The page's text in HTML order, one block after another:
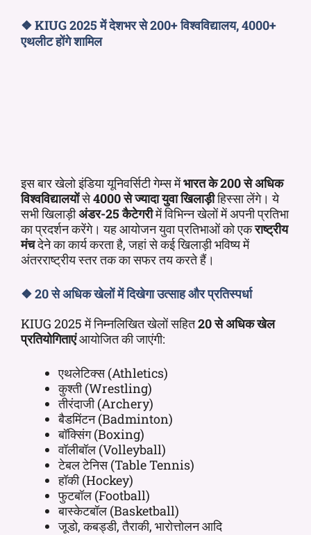
❖KIUG 2025 में देशभर से 200+ विश्वविद्यालय, 4000+
एथलीट होंगे शामिल
इस बार खेलो इंडिया यूनिवर्सिटी गेम्स मेंभारत के 200 से अधिक
विश्वविद्यालयोंसे4000 से ज्यादा युवा खिलाड़ीहिस्सा लेंगे। ये
सभी खिलाड़ीअंडर-25 कैटेगरीमें विभिन्न खेलों में अपनी प्रतिभा
का प्रदर्शन करेंगे। यह आयोजन युवा प्रतिभाओं को एकराष्ट्रीय
मंचदेने का कार्य करता है, जहां से कई खिलाड़ी भविष्य में
अंतरराष्ट्रीय स्तर तक का सफर तय करते हैं।
❖20 से अधिक खेलों में दिखेगा उत्साह और प्रतिस्पर्धा
KIUG 2025 में निम्नलिखित खेलों सहित20 से अधिक खेल
प्रतियोगिताएंआयोजित की जाएंगी:
एथलेटिक्स (Athletics)
कुश्ती (Wrestling)
तीरंदाजी (Archery)
बैडमिंटन (Badminton)
बॉक्सिंग (Boxing)
वॉलीबॉल (Volleyball)
टेबल टेनिस (Table Tennis)
हॉकी (Hockey)
फुटबॉल (Football)
बास्केटबॉल (Basketball)
जूडो, कबड्डी, तैराकी, भारोत्तोलन आदि